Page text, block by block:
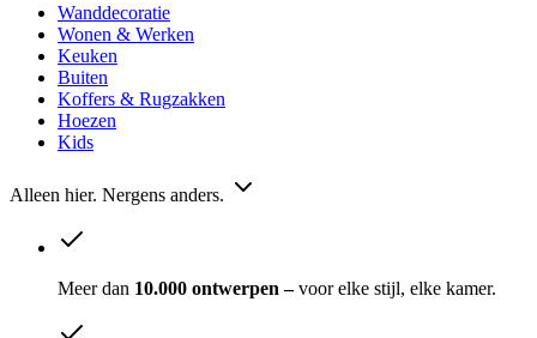
Wanddecoratie
Wonen & Werken
Keuken
Buiten
Koffers & Rugzakken
Hoezen
Kids
Alleen hier. Nergens anders.
Meer dan 10.000 ontwerpen –voor elke stijl, elke kamer.